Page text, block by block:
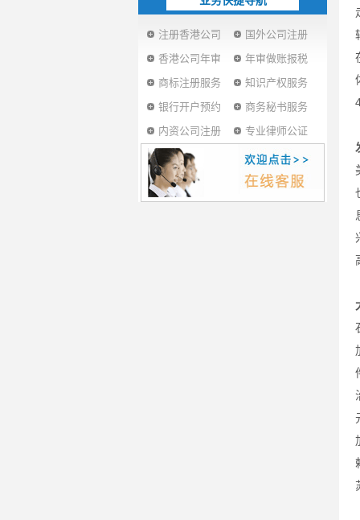
注册香港公司
国外公司注册
香港公司年审
年审做账报税
商标注册服务
知识产权服务
银行开户预约
商务秘书服务
内资公司注册
专业律师公证